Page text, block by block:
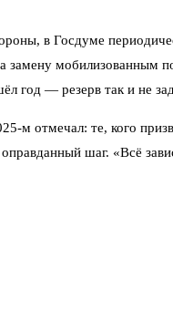
в Госдуме
мобилизованным
год — резерв так и не
м отмечал: те, кого
шаг. «Всё